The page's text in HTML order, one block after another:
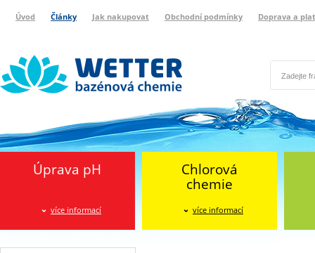
Úvod Články Jak nakupovat Obchodní podmínky Doprava a
Úprava pH
více informací
Chlorová
chemie
více informací